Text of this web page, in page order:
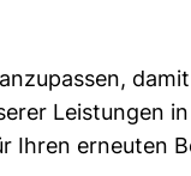
Leistungen
Ihren erneuten